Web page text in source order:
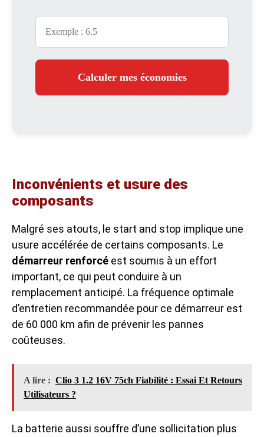
Calculer mes économies
Inconvénients et usure des
composants
Malgré ses atouts, le start and stop implique une
usure accélérée de certains composants. Le
démarreur renforcé est soumis à un effort
important, ce qui peut conduire à un
remplacement anticipé. La fréquence optimale
d’entretien recommandée pour ce démarreur est
de 60 000 km afin de prévenir les pannes
coûteuses.
A lire : Clio 3 1.2 16V 75ch Fiabilité : Essai Et Retours
Utilisateurs ?
La batterie aussi souffre d’une sollicitation plus